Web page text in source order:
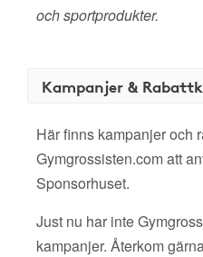
och sportprodukter.
Kampanjer &
Här finns kampanjer och
Gymgrossisten.com att
Sponsorhuset.
Just nu har inte
kampanjer. Återkom